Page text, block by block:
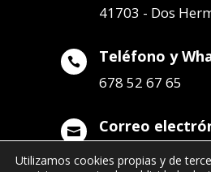
41703 - Dos
 Teléfono y
678 52 67 65
 Correo
Utilizamos cookies propias y de